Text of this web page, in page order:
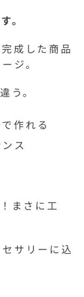
。
成した商品
ジ。
う。
作れる
ス
まさに工
サリーに込